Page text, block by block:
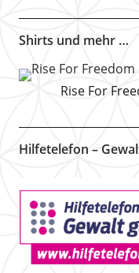
Shirts und mehr …
Rise For
Hilfetelefon –